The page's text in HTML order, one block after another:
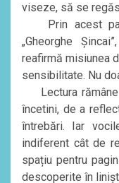
viseze, să se
Prin acest
„Gheorghe
reafirmă misiunea
sensibilitate. Nu
Lectura rămâne
încetini, de a
întrebări. Iar
indiferent cât de
spațiu pentru
descoperite în